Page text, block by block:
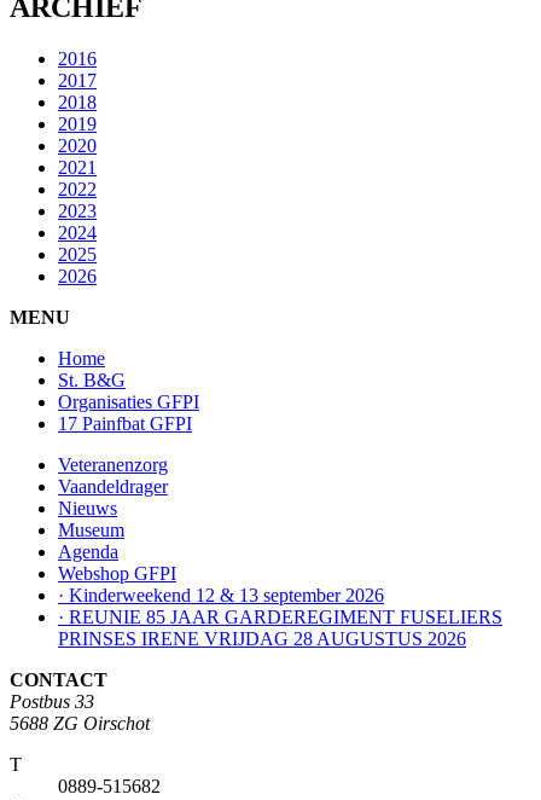
ARCHIEF
2016
2017
2018
2019
2020
2021
2022
2023
2024
2025
2026
MENU
Home
St. B&G
Organisaties GFPI
17 Painfbat GFPI
Veteranenzorg
Vaandeldrager
Nieuws
Museum
Agenda
Webshop GFPI
· Kinderweekend 12 & 13 september 2026
· REUNIE 85 JAAR GARDEREGIMENT FUSELIERS
PRINSES IRENE VRIJDAG 28 AUGUSTUS 2026
CONTACT
Postbus 33
5688 ZG Oirschot
T
0889-515682